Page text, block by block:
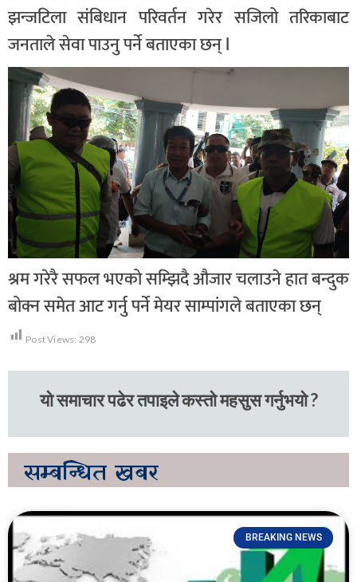
झन्जटिला संबिधान परिवर्तन गरेर सजिलो तरिकाबाट
जनताले सेवा पाउनु पर्ने बताएका छन् l
श्रम गरेरै सफल भएको सम्झिदै औजार चलाउने हात बन्दुक
बोक्न समेत आट गर्नु पर्ने मेयर साम्पांगले बताएका छन्
Post Views: 298
यो समाचार पढेर तपाइले कस्तो महसुस गर्नुभयो ?
सम्बन्धित खबर
BREAKING NEWS